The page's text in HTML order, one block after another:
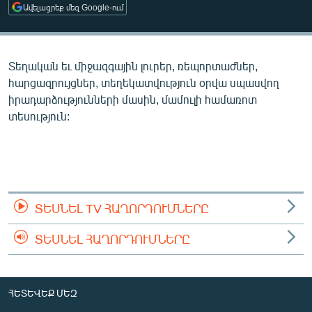
ՄԻՋԱԶԳԱՅԻՆ
ՄՇԱԿՈՒՅԹ
ՍՊՈՐՏ
ՄԵԿՆԱԲԱՆՈՒԹՅՈՒՆ
ՏՏ ԵՒ ԻՆՏԵՐՆԵՏ
ԲԱՆԱՎԵՃ
ՁԳՏԵԼՈՎ ԼԱՎԱԳՈՒՅՆԻՆ
Հայերեն
Ավելացրեք մեզ Google-ում
Տեղական եւ միջազգային լուրեր, ռեպորտաժներ,
հարցազրույցներ, տեղեկատվություն օրվա սպասվող
իրադարձությունների մասին, մամուլի համառոտ
տեսություն:
ՏԵՍՆԵԼ TV ՀԱՂՈՐԴՈՒՄՆԵՐԸ
ՏԵՍՆԵԼ ՀԱՂՈՐԴՈՒՄՆԵՐԸ
ՀԵՏԵՎԵՔ ՄԵԶ